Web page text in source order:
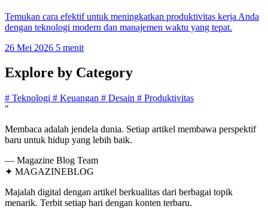
Temukan cara efektif untuk meningkatkan produktivitas kerja Anda
dengan teknologi modern dan manajemen waktu yang tepat.
26 Mei 2026 5 menit
Explore by Category
# Teknologi # Keuangan # Desain # Produktivitas
"
Membaca adalah jendela dunia. Setiap artikel membawa perspektif
baru untuk hidup yang lebih baik.
— Magazine Blog Team
✦ MAGAZINEBLOG
Majalah digital dengan artikel berkualitas dari berbagai topik
menarik. Terbit setiap hari dengan konten terbaru.